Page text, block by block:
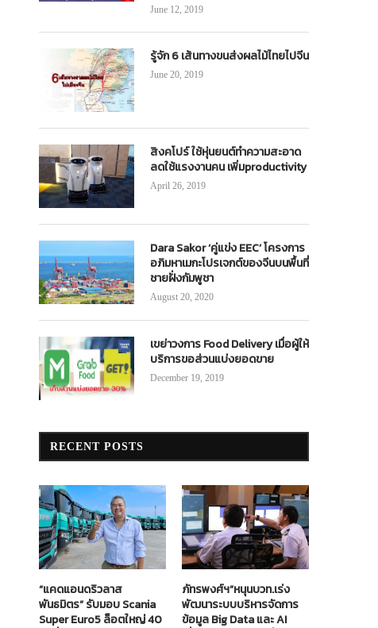
วิกฤตฝุ่นสร้างโอกาสให้ ขสมก. เล็งจัดซื้อ
รถเมล์ “ฮีโน่ ไฮบริด” ฟื้นฟูองค์กร
ร.ฟ.ท. จับมือ ภาคโลจิสติกส์ ลุยขน
June 12, 2019
รู้จัก 6 เส้นทางขนส่งผลไม้ไทยไปจีน
June 20, 2019
สิงคโปร์ ใช้หุ่นยนต์ทำความสะอาด
ลดใช้แรงงานคน เพิ่มproductivity
April 26, 2019
Dara Sakor ‘คู่แข่ง EEC’ โครงการ
อภิมหาเมกะโปรเจกต์ของจีนบนพื้นที่
ชายฝั่งกัมพูชา
August 20, 2020
เขย่าวงการ Food Delivery เมื่อผู้ให้
บริการขอส่วนแบ่งยอดขาย
December 19, 2019
RECENT POSTS
“แคดแอนดริวลาส
พันธมิตร” รับมอบ Scania
Super Euro5 ล็อตใหญ่ 40
ภัทรพงศ์ฯ”หนุนบวท.เร่ง
พัฒนาระบบบริหารจัดการ
ข้อมูล Big Data และ AI